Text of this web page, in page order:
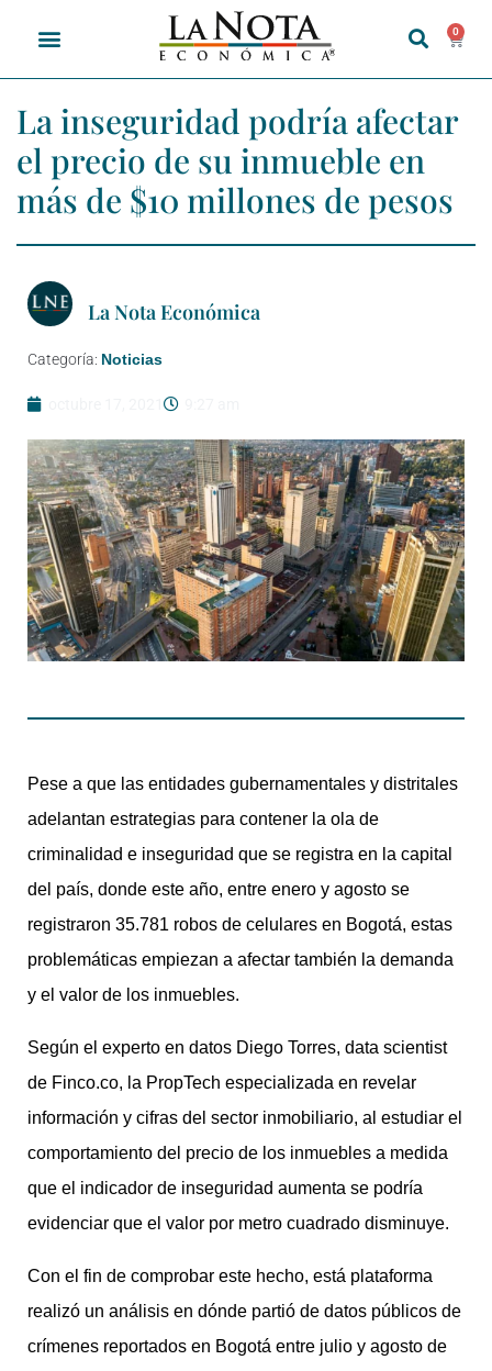
0
La inseguridad podría afectar
el precio de su inmueble en
más de $10 millones de pesos
La Nota Económica
Categoría: Noticias
Pese a que las entidades gubernamentales y distritales
adelantan estrategias para contener la ola de
criminalidad e inseguridad que se registra en la capital
del país, donde este año, entre enero y agosto se
registraron 35.781 robos de celulares en Bogotá, estas
problemáticas empiezan a afectar también la demanda
y el valor de los inmuebles.
Según el experto en datos Diego Torres, data scientist
de Finco.co, la PropTech especializada en revelar
información y cifras del sector inmobiliario, al estudiar el
comportamiento del precio de los inmuebles a medida
que el indicador de inseguridad aumenta se podría
evidenciar que el valor por metro cuadrado disminuye.
Con el fin de comprobar este hecho, está plataforma
realizó un análisis en dónde partió de datos públicos de
crímenes reportados en Bogotá entre julio y agosto de